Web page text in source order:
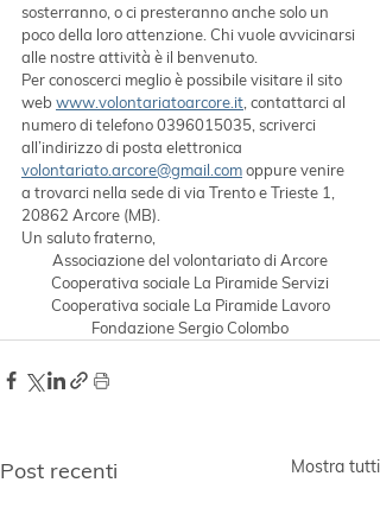
sosterranno, o ci presteranno anche solo un
poco della loro attenzione. Chi vuole avvicinarsi
alle nostre attività è il benvenuto.
Per conoscerci meglio è possibile visitare il sito
web www.volontariatoarcore.it , contattarci al
numero di telefono 0396015035, scriverci
all’indirizzo di posta elettronica
volontariato.arcore@gmail.com oppure venire
a trovarci nella sede di via Trento e Trieste 1,
20862 Arcore (MB).
Un saluto fraterno,
Associazione del volontariato di Arcore
Cooperativa sociale La Piramide Servizi
Cooperativa sociale La Piramide Lavoro
Fondazione Sergio Colombo
Post recenti Mostra tutti